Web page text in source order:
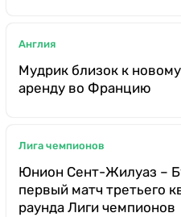
Англия
Мудрик близок к
аренду во Францию
Лига чемпионов
Юнион Сент-Жилуаз –
первый матч третьего
раунда Лиги чемпионов